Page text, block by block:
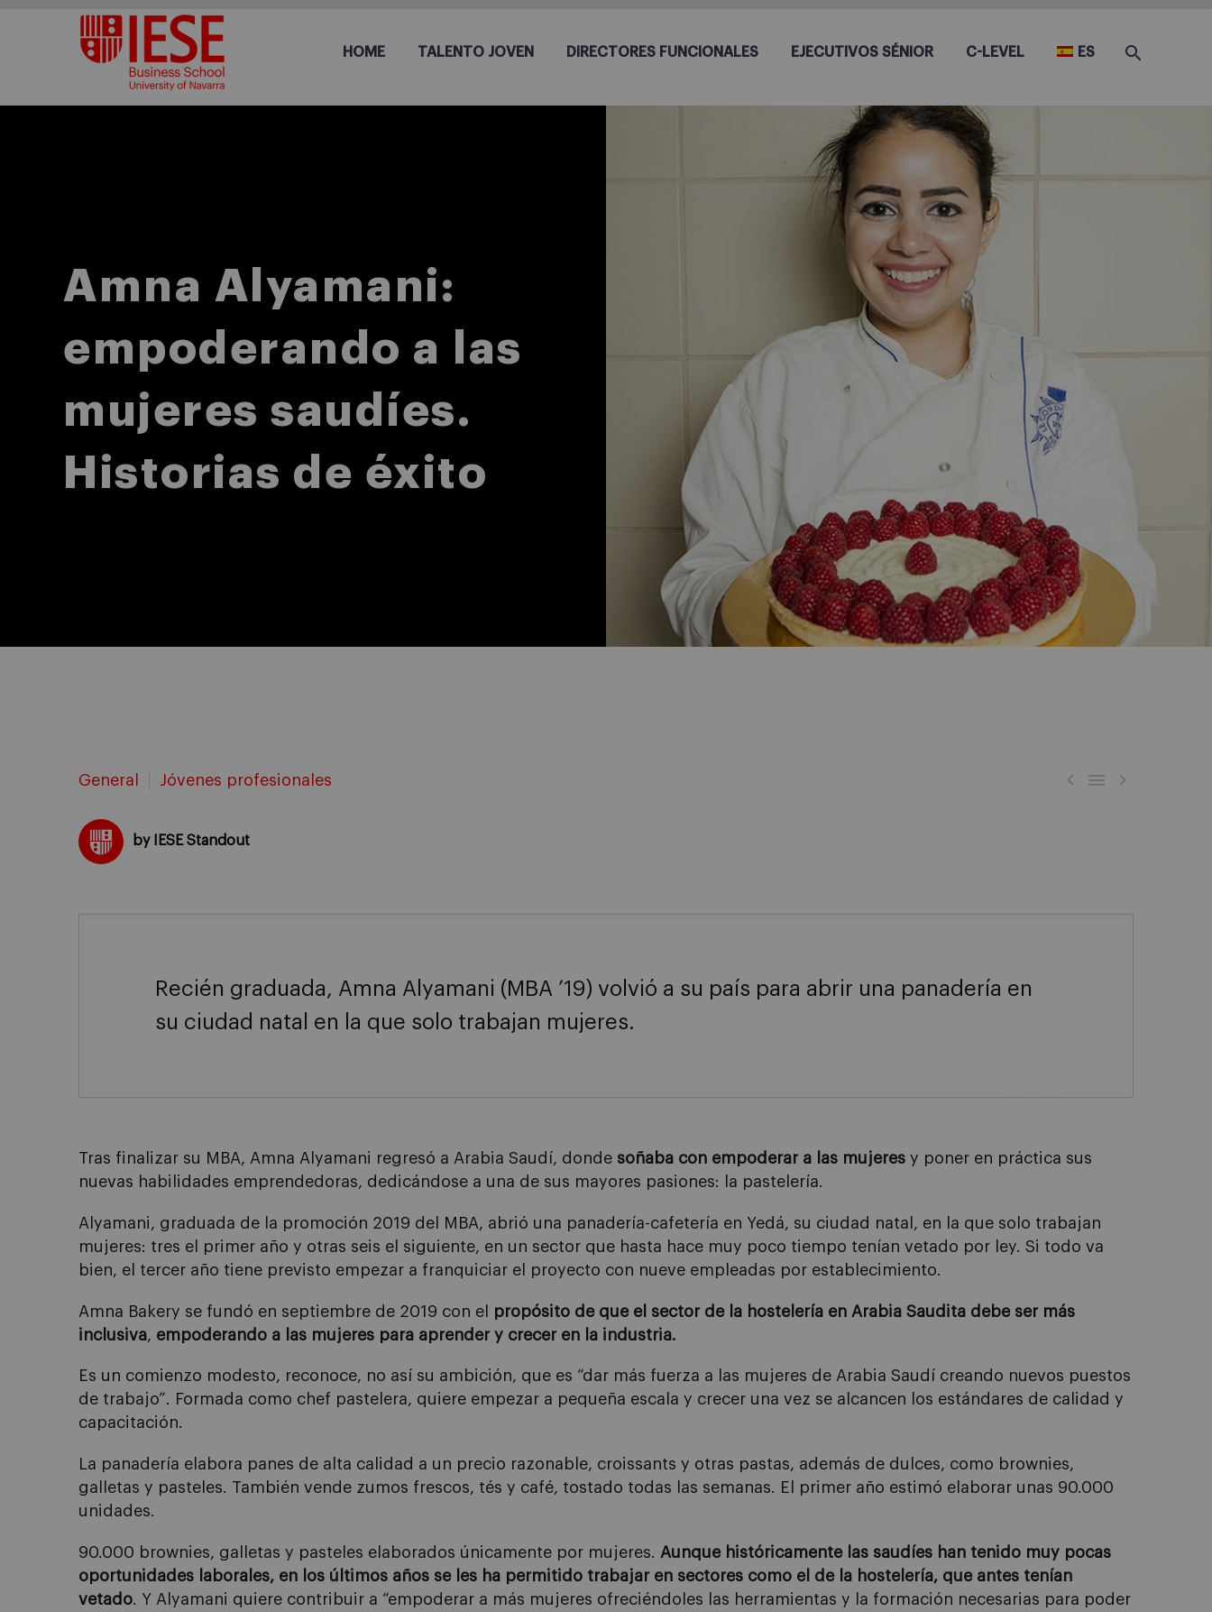
HOME TALENTO JOVEN DIRECTORES FUNCIONALES EJECUTIVOS SÉNIOR C-LEVEL ES
Amna Alyamani:
empoderando a las
mujeres saudíes.
Historias de éxito
  
General Jóvenes profesionales
by IESE Standout
Recién graduada, Amna Alyamani (MBA ’19) volvió a su país para abrir una panadería en
su ciudad natal en la que solo trabajan mujeres.
Tras finalizar su MBA, Amna Alyamani regresó a Arabia Saudí, donde soñaba con empoderar a las mujeres y poner en práctica sus
nuevas habilidades emprendedoras, dedicándose a una de sus mayores pasiones: la pastelería.
Alyamani, graduada de la promoción 2019 del MBA, abrió una panadería-cafetería en Yedá, su ciudad natal, en la que solo trabajan
mujeres: tres el primer año y otras seis el siguiente, en un sector que hasta hace muy poco tiempo tenían vetado por ley. Si todo va
bien, el tercer año tiene previsto empezar a franquiciar el proyecto con nueve empleadas por establecimiento.
Amna Bakery se fundó en septiembre de 2019 con el
propósito de que el sector de la hostelería en Arabia Saudita debe ser más
inclusiva
empoderando a las mujeres para aprender y crecer en la industria.
Es un comienzo modesto, reconoce, no así su ambición, que es “dar más fuerza a las mujeres de Arabia Saudí creando nuevos puestos
de trabajo”. Formada como chef pastelera, quiere empezar a pequeña escala y crecer una vez se alcancen los estándares de calidad y
capacitación.
La panadería elabora panes de alta calidad a un precio razonable, croissants y otras pastas, además de dulces, como brownies,
galletas y pasteles. También vende zumos frescos, tés y café, tostado todas las semanas. El primer año estimó elaborar unas 90.000
unidades.
90.000 brownies, galletas y pasteles elaborados únicamente por mujeres. Aunque históricamente las saudíes han tenido muy pocas
oportunidades laborales, en los últimos años se les ha permitido trabajar en sectores como el de la hostelería, que antes tenían
vetado. Y Alyamani quiere contribuir a “empoderar a más mujeres ofreciéndoles las herramientas y la formación necesarias para poder